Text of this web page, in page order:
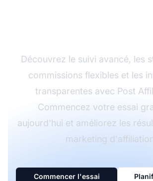
Découvrez le suivi avancé, les
commissions flexibles et les
transparentes avec Post
Commencez votre essai
aujourd'hui et améliorez les
marketing
Commencer l'essai